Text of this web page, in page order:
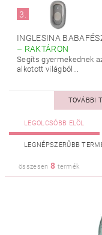
3.
INGLESINA
– RAKTÁRON
Segíts gyermekednek
alkotott világból...
TOVÁBBI
LEGOLCSÓBB ELÖL
LEGNÉPSZERŰBB
összesen 8 termék